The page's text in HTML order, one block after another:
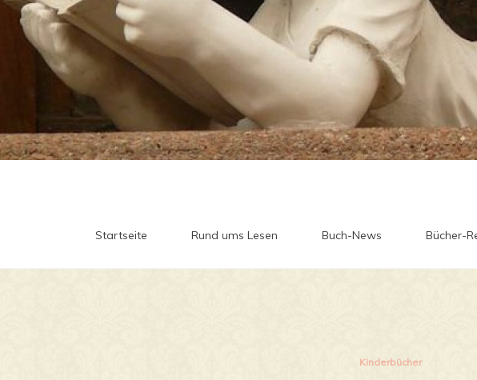
Startseite Rund ums Lesen Buch-News Bücher-
Kinderbücher